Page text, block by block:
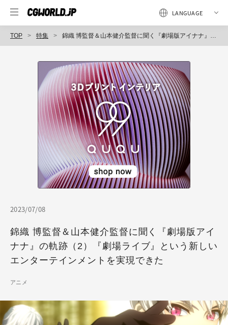
TOP 特集 錦織 博監督＆山本健介監督に聞く『劇場版アイナナ』の軌跡（2）『劇場ライブ』という新しいエンターテインメントを実現できた
2023/07/08
錦織 博監督＆山本健介監督に聞く『劇場版アイ
ナナ』の軌跡（2）『劇場ライブ』という新しい
エンターテインメントを実現できた
アニメ